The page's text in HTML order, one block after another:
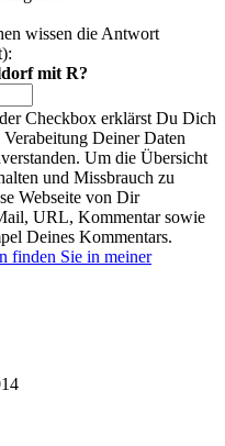
wissen die Antwort
mit R?
Checkbox erklärst Du Dich
Deiner Daten
Um die Übersicht
und Missbrauch zu
Webseite von Dir
URL, Kommentar sowie
Deines Kommentars.
finden Sie in meiner